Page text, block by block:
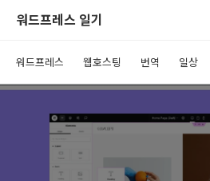
워드프레스 일기
워드프레스 웹호스팅 번역 일상